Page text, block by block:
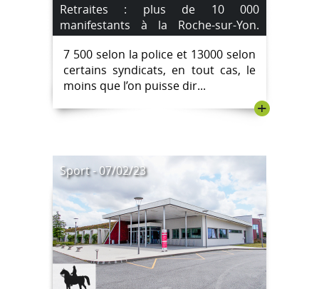
Retraites : plus de 10 000
manifestants à la Roche-sur-Yon.
[IMAGES]
7 500 selon la police et 13000 selon
certains syndicats, en tout cas, le
moins que l’on puisse dir...
+
Sport - 07/02/23